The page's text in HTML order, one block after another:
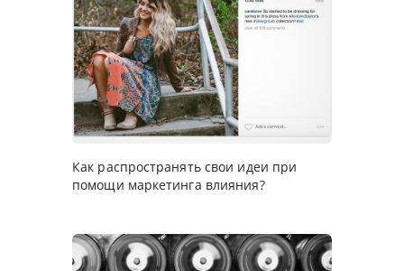
Как распространять свои идеи при
помощи маркетинга влияния?